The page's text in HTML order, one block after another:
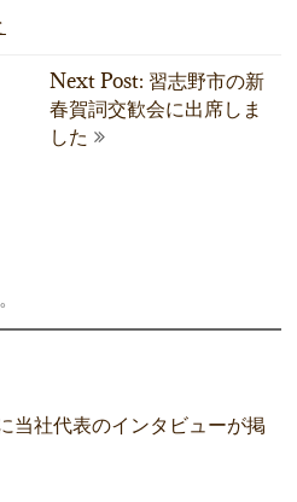
Next Post: 習志野市の新
春賀詞交歓会に出席しま
した
当社代表のインタビューが掲